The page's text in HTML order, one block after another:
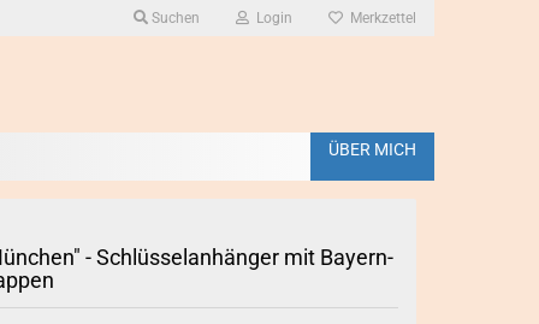
Suchen Login Merkzettel
ÜBER MICH
CHARIVARI anzeigen
Charivarianhänger /Charms
Echthornanhänger
- Schlüs­sel­an­hän­ger mit Bay­ern­